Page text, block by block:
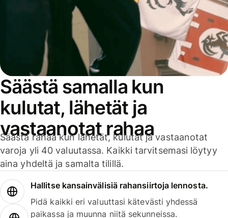
Säästä samalla kun
kulutat, lähetät ja
vastaanotat rahaa
Säästä rahaa kun lähetät, kulutat ja vastaanotat
varoja yli 40 valuutassa. Kaikki tarvitsemasi löytyy
aina yhdeltä ja samalta tilillä.
Hallitse kansainvälisiä rahansiirtoja lennosta.
Pidä kaikki eri valuuttasi kätevästi yhdessä
paikassa ja muunna niitä sekunneissa.